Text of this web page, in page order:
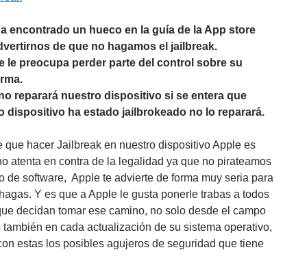
encontrado un hueco en la guía de la App store
de que no hagamos el jailbreak.
le preocupa perder parte del control sobre su
reparará nuestro dispositivo si se entera que
dispositivo ha estado jailbrokeado no lo reparará.
que hacer Jailbreak en nuestro dispositivo Apple es
atenta en contra de la legalidad ya que no pirateamos
de software, Apple te advierte de forma muy seria para
Y es que a Apple le gusta ponerle trabas a todos
decidan tomar ese camino, no solo desde el campo
también en cada actualización de su sistema operativo,
estas los posibles agujeros de seguridad que tiene